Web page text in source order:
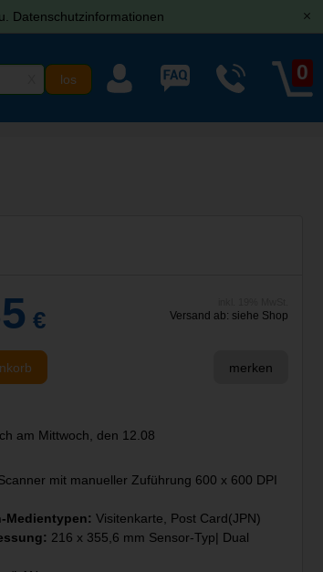
Datenschutzinformationen [x]
0
€ Versand ab: siehe Shop
merken
am Mittwoch, den 12.08
mit manueller Zuführung 600 x 600 DPI
Medientypen: Visitenkarte, Post Card(JPN)
216 x 355,6 mm Sensor-Typ| Dual